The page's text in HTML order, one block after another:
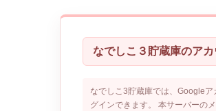
なでしこ３貯蔵庫のア
なでしこ3貯蔵庫では、Google
グインできます。 本サーバーの